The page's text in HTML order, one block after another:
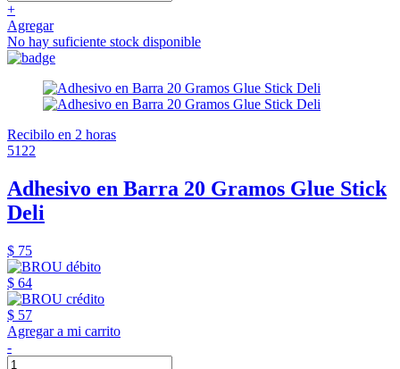
+
Agregar
No hay suficiente stock disponible
Recibilo en 2 horas
5122
Adhesivo en Barra 20 Gramos Glue Stick
Deli
$ 75
$ 64
$ 57
Agregar a mi carrito
-